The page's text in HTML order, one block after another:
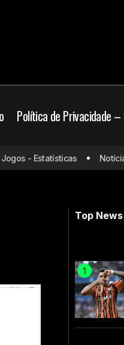
Política de Privacidade –
Brasil
- Estatísticas Notícias
Top News